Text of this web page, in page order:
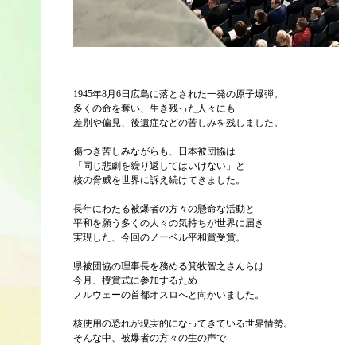
1945年8月6日広島に落とされた一発の原子爆弾。
多くの命を奪い、生き残った人々にも
差別や偏見、後遺症などの苦しみを残しました。
傷つき苦しみながらも、日本被団協は
「同じ悲劇を繰り返してはいけない」と
核の脅威を世界に訴え続けてきました。
長年にわたる被爆者の方々の懸命な活動と
平和を願う多くの人々の気持ちが世界に届き
実現した、今回のノーベル平和賞受賞。
県被団協の理事長を務める箕牧智之さんらは
今月、授賞式に参加するため
ノルウェーの首都オスロへと向かいました。
核使用の恐れが現実的になってきている世界情勢。
そんな中、被爆者の方々の生の声で